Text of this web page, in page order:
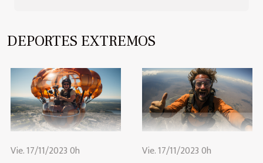
explorar la vida detrás de los deportistas extremos, aquellos
seres que eligen el filo de la navaja como su lugar favorito en
buscar la próxima ola gigante, la montaña inexplorada o el
cielo sin...
DEPORTES EXTREMOS
Vie. 17/11/2023 0h
Vie. 17/11/2023 0h